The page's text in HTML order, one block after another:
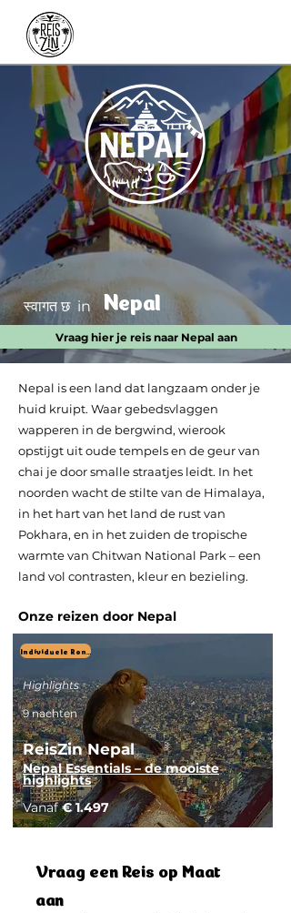
स्वागत छ in Nepal
Vraag hier je reis naar Nepal aan
Nepal is een land dat langzaam onder je
huid kruipt. Waar gebedsvlaggen
wapperen in de bergwind, wierook
opstijgt uit oude tempels en de geur van
chai je door smalle straatjes leidt. In het
noorden wacht de stilte van de Himalaya,
in het hart van het land de rust van
Pokhara, en in het zuiden de tropische
warmte van Chitwan National Park – een
land vol contrasten, kleur en bezieling.
Onze reizen door Nepal
Highlights
9 nachten
ReisZin Nepal
Nepal Essentials – de mooiste
highlights
Vanaf€ 1.497
Individuele Rondreis
Vraag een Reis op Maat
aan